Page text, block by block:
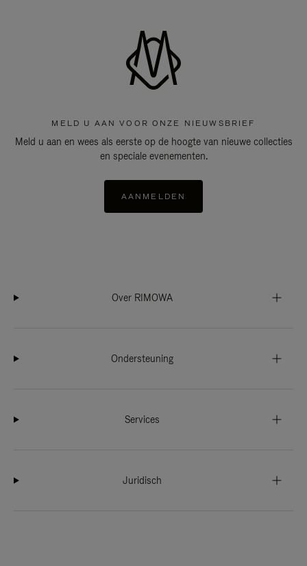
MELD U AAN VOOR ONZE NIEUWSBRIEF
Meld u aan en wees als eerste op de hoogte van nieuwe collecties
en speciale evenementen.
AANMELDEN
Over RIMOWA
Ondersteuning
Services
Juridisch